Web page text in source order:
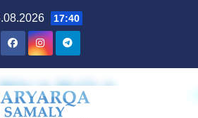
17:40